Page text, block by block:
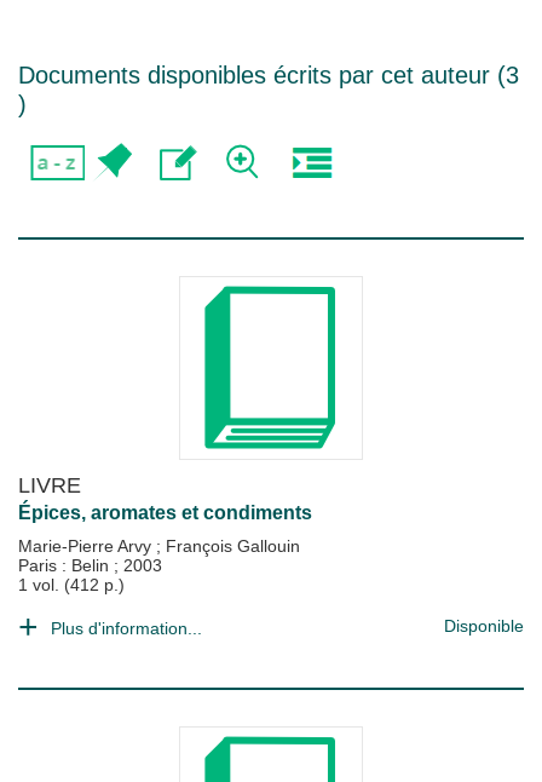
Documents disponibles écrits par cet auteur (3
)
LIVRE
Épices, aromates et condiments
Marie-Pierre Arvy ; François Gallouin
Paris : Belin ; 2003
1 vol. (412 p.)
Plus d'information... Disponible